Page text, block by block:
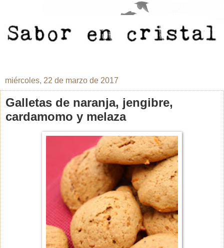
miércoles, 22 de marzo de 2017
Galletas de naranja, jengibre,
cardamomo y melaza